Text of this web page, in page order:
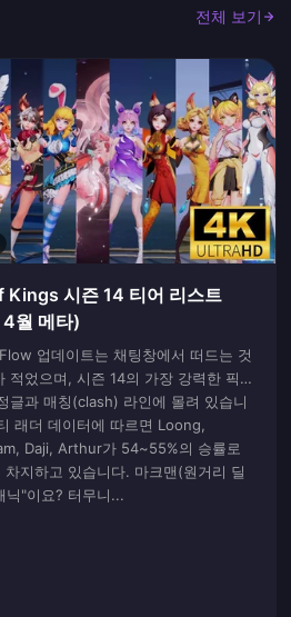
전체 보기
Kings 시즌 14 티어 리스트
월 메타)
업데이트는 채팅창에서 떠드는 것
적었으며, 시즌 14의 가장 강력한 픽들
글과 매칭(clash) 라인에 몰려 있습니
래더 데이터에 따르면 Loong,
Daji, Arthur가 54~55%의 승률로
차지하고 있습니다. 마크맨(원거리 딜
닉"이요? 터무니...